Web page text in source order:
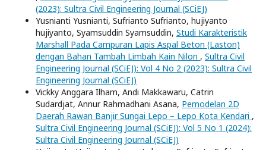
(2023): Sultra Civil Engineering Journal (SCiEJ)
Yusnianti Yusnianti, Sufrianto Sufrianto, hujiyanto
hujiyanto, Syamsuddin Syamsuddin, Studi Karakteristik
Marshall Pada Campuran Lapis Aspal Beton (Laston)
dengan Bahan Tambah Limbah Kain Nilon , Sultra Civil
Engineering Journal (SCiEJ): Vol 4 No 2 (2023): Sultra Civil
Engineering Journal (SCiEJ)
Vickky Anggara Ilham, Andi Makkawaru, Catrin
Sudardjat, Annur Rahmadhani Asana, Pemodelan 2D
Daerah Rawan Banjir Sungai Lepo – Lepo Kota Kendari ,
Sultra Civil Engineering Journal (SCiEJ): Vol 5 No 1 (2024):
Sultra Civil Engineering Journal (SCiEJ)